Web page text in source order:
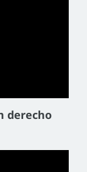
derecho